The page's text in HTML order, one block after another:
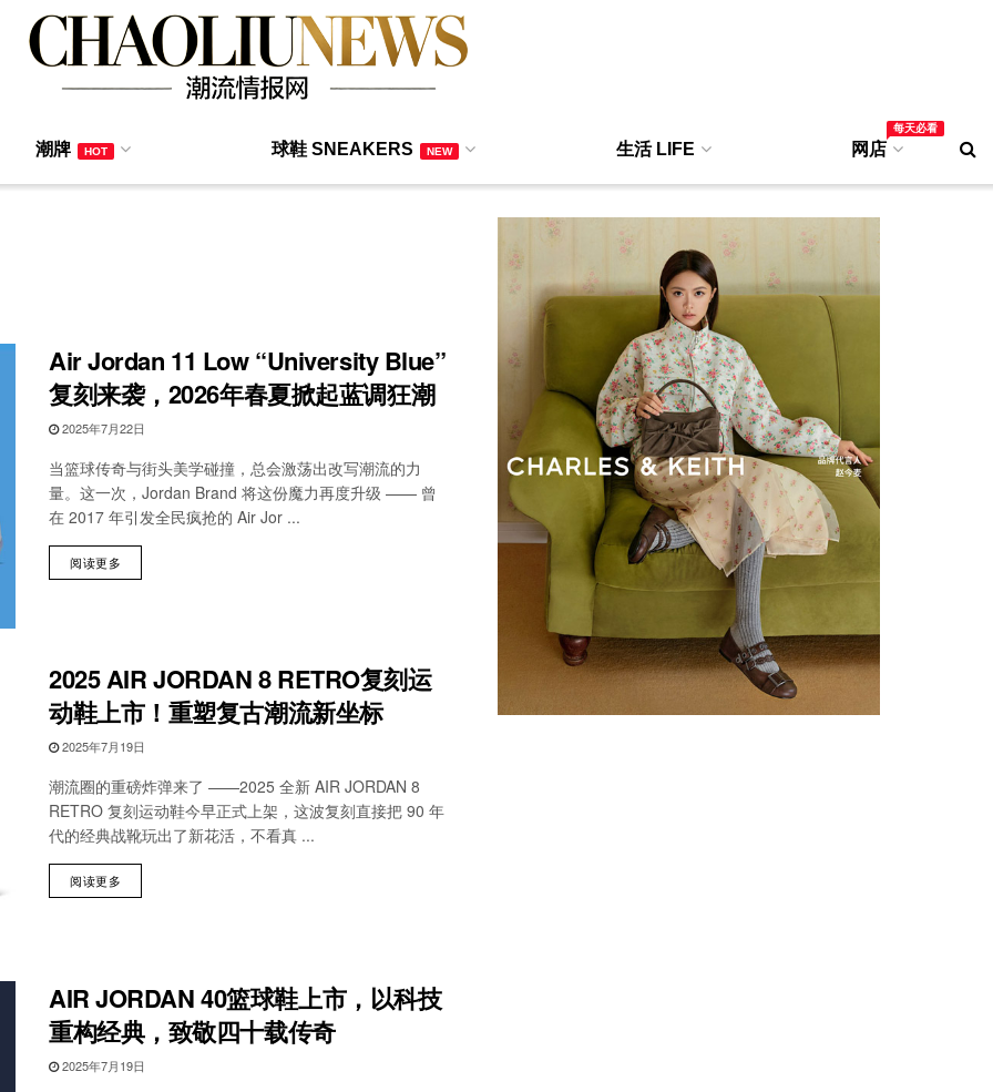
潮牌 HOT 球鞋 SNEAKERS NEW 生活 LIFE 网店
每天必看
Air Jordan 11 Low “University Blue”
复刻来袭，2026年春夏掀起蓝调狂潮
2025年7月22日
当篮球传奇与街头美学碰撞，总会激荡出改写潮流的力
量。这一次，Jordan Brand 将这份魔力再度升级 —— 曾
在 2017 年引发全民疯抢的 Air Jor ...
阅读更多
2025 AIR JORDAN 8 RETRO复刻运
动鞋上市！重塑复古潮流新坐标
2025年7月19日
潮流圈的重磅炸弹来了 ——2025 全新 AIR JORDAN 8
RETRO 复刻运动鞋今早正式上架，这波复刻直接把 90 年
代的经典战靴玩出了新花活，不看真 ...
阅读更多
AIR JORDAN 40篮球鞋上市，以科技
重构经典，致敬四十载传奇
2025年7月19日